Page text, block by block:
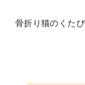
骨折り猫のくた